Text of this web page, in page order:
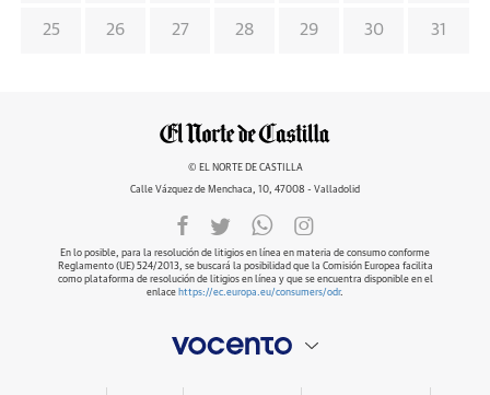
25 26 27 28 29 30 31
© EL NORTE DE CASTILLA
Calle Vázquez de Menchaca, 10, 47008 - Valladolid
En lo posible, para la resolución de litigios en línea en materia de consumo conforme
Reglamento (UE) 524/2013, se buscará la posibilidad que la Comisión Europea facilita
como plataforma de resolución de litigios en línea y que se encuentra disponible en el
enlace https://ec.europa.eu/consumers/odr.